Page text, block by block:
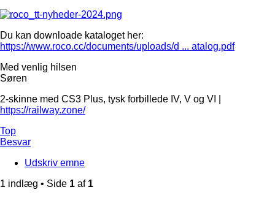
Du kan downloade kataloget her:
https://www.roco.cc/documents/uploads/d ... atalog.pdf
Med venlig hilsen
Søren
2-skinne med CS3 Plus, tysk forbillede IV, V og VI |
https://railway.zone/
Top
Besvar
Udskriv emne
1 indlæg • Side 1 af 1